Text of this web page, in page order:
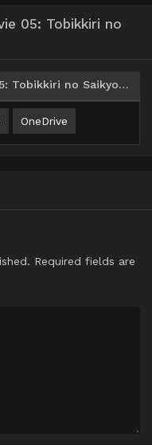
05: Tobikkiri no
Download Dragon Ball Z Movie 05: Tobikkiri no Saikyou tai Saikyou (1991) Subtitle Indonesia
OneDrive
Required fields are